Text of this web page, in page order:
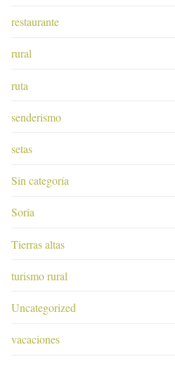
restaurante
rural
ruta
senderismo
setas
Sin categoría
Soria
Tierras altas
turismo rural
Uncategorized
vacaciones